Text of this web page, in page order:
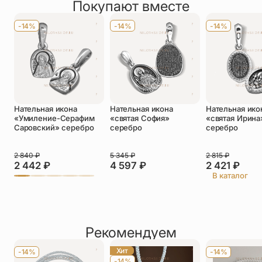
Оставить отзыв
Телефон
Отзыв*
Прикрепить фото
Покупают вместе
-14%
Нательная икона
«Умиление-Серафим
Саровский» серебро
2 442 ₽
2 840₽
-14%
Нательная икона
«святая София»
серебро
4 597 ₽
5 345₽
-14%
Нательная
«святая
серебро
2 421 ₽
2 815₽
В каталог
Рекомендуем
-14%
Хит
-14%